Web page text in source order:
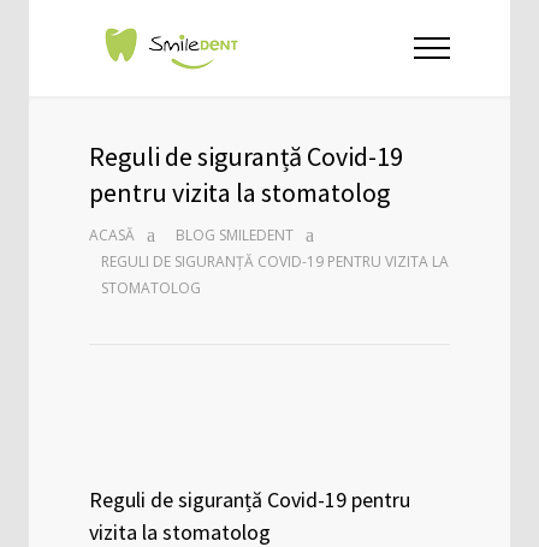
Reguli de siguranță Covid-19
pentru vizita la stomatolog
ACASĂ
BLOG SMILEDENT
REGULI DE SIGURANȚĂ COVID-19 PENTRU VIZITA LA
STOMATOLOG
Reguli de siguranță Covid-19 pentru
vizita la stomatolog